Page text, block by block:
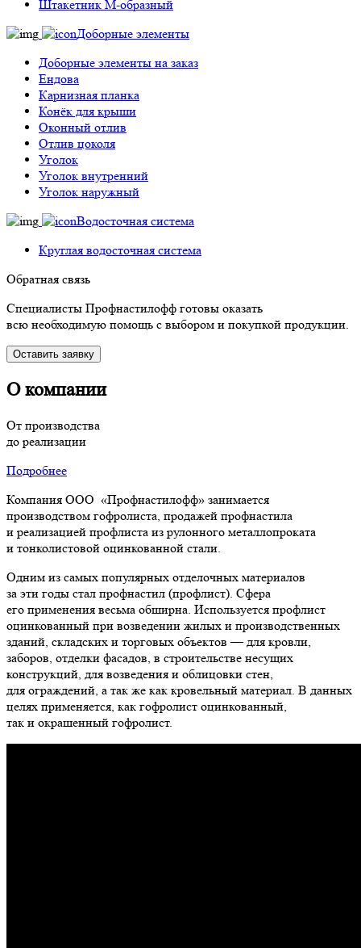
Штакетник М-образный
Доборные элементы
Доборные элементы на заказ
Ендова
Карнизная планка
Конёк для крыши
Оконный отлив
Отлив цоколя
Уголок
Уголок внутренний
Уголок наружный
Водосточная система
Круглая водосточная система
Обратная связь
Специалисты Профнастилофф готовы оказать
всю необходимую помощь с выбором и покупкой продукции.
Оставить заявку
О компании
От производства
до реализации
Подробнее
Компания ООО «Профнастилофф» занимается
производством гофролиста, продажей профнастила
и реализацией профлиста из рулонного металлопроката
и тонколистовой оцинкованной стали.
Одним из самых популярных отделочных материалов
за эти годы стал профнастил (профлист). Сфера
его применения весьма обширна. Используется профлист
оцинкованный при возведении жилых и производственных
зданий, складских и торговых объектов — для кровли,
заборов, отделки фасадов, в строительстве несущих
конструкций, для возведения и облицовки стен,
для ограждений, а так же как кровельный материал. В данных
целях применяется, как гофролист оцинкованный,
так и окрашенный гофролист.